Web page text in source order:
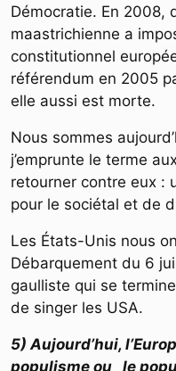
Démocratie. En 2008,
maastrichienne a
constitutionnel
référendum en 2005
elle aussi est morte.
Nous sommes
j’emprunte le terme
retourner contre eux :
pour le sociétal et de
Les États-Unis nous
Débarquement du 6
gaulliste qui se
de singer les USA.
5) Aujourd’hui,
populisme ou le